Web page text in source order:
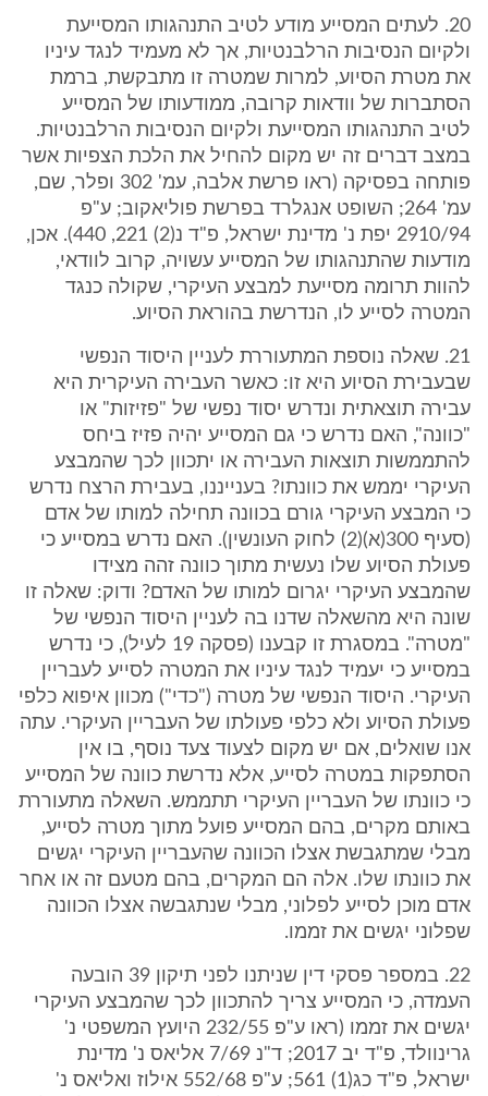
20. לעתים המסייע מודע לטיב התנהגותו המסייעת
ולקיום הנסיבות הרלבנטיות, אך לא מעמיד לנגד עיניו
את מטרת הסיוע, למרות שמטרה זו מתבקשת, ברמת
הסתברות של וודאות קרובה, ממודעותו של המסייע
לטיב התנהגותו המסייעת ולקיום הנסיבות הרלבנטיות.
במצב דברים זה יש מקום להחיל את הלכת הצפיות אשר
פותחה בפסיקה (ראו פרשת אלבה, עמ' 302 ופלר, שם,
עמ' 264; השופט אנגלרד בפרשת פוליאקוב; ע"פ
2910/94 יפת נ' מדינת ישראל, פ"ד נ(2) 221, 440). אכן,
מודעות שהתנהגותו של המסייע עשויה, קרוב לוודאי,
להוות תרומה מסייעת למבצע העיקרי, שקולה כנגד
המטרה לסייע לו, הנדרשת בהוראת הסיוע.
21. שאלה נוספת המתעוררת לעניין היסוד הנפשי
שבעבירת הסיוע היא זו: כאשר העבירה העיקרית היא
עבירה תוצאתית ונדרש יסוד נפשי של "פזיזות" או
"כוונה", האם נדרש כי גם המסייע יהיה פזיז ביחס
להתממשות תוצאות העבירה או יתכוון לכך שהמבצע
העיקרי יממש את כוונתו? בענייננו, בעבירת הרצח נדרש
כי המבצע העיקרי גורם בכוונה תחילה למותו של אדם
(סעיף 300(א)(2) לחוק העונשין). האם נדרש במסייע כי
פעולת הסיוע שלו נעשית מתוך כוונה זהה מצידו
שהמבצע העיקרי יגרום למותו של האדם? ודוק: שאלה זו
שונה היא מהשאלה שדנו בה לעניין היסוד הנפשי של
"מטרה". במסגרת זו קבענו (פסקה 19 לעיל), כי נדרש
במסייע כי יעמיד לנגד עיניו את המטרה לסייע לעבריין
העיקרי. היסוד הנפשי של מטרה ("כדי") מכוון איפוא כלפי
פעולת הסיוע ולא כלפי פעולתו של העבריין העיקרי. עתה
אנו שואלים, אם יש מקום לצעוד צעד נוסף, בו אין
הסתפקות במטרה לסייע, אלא נדרשת כוונה של המסייע
כי כוונתו של העבריין העיקרי תתממש. השאלה מתעוררת
באותם מקרים, בהם המסייע פועל מתוך מטרה לסייע,
מבלי שמתגבשת אצלו הכוונה שהעבריין העיקרי יגשים
את כוונתו שלו. אלה הם המקרים, בהם מטעם זה או אחר
אדם מוכן לסייע לפלוני, מבלי שנתגבשה אצלו הכוונה
שפלוני יגשים את זממו.
22. במספר פסקי דין שניתנו לפני תיקון 39 הובעה
העמדה, כי המסייע צריך להתכוון לכך שהמבצע העיקרי
יגשים את זממו (ראו ע"פ 232/55 היועץ המשפטי נ'
גרינוולד, פ"ד יב 2017; ד"נ 7/69 אליאס נ' מדינת
ישראל, פ"ד כג(1) 561; ע"פ 552/68 אילוז ואליאס נ'